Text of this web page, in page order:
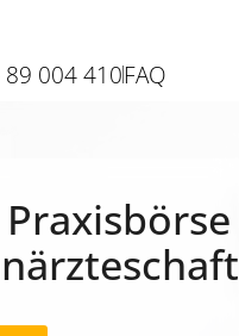
89 004 410FAQ